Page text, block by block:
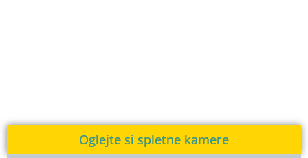
Oglejte si spletne kamere